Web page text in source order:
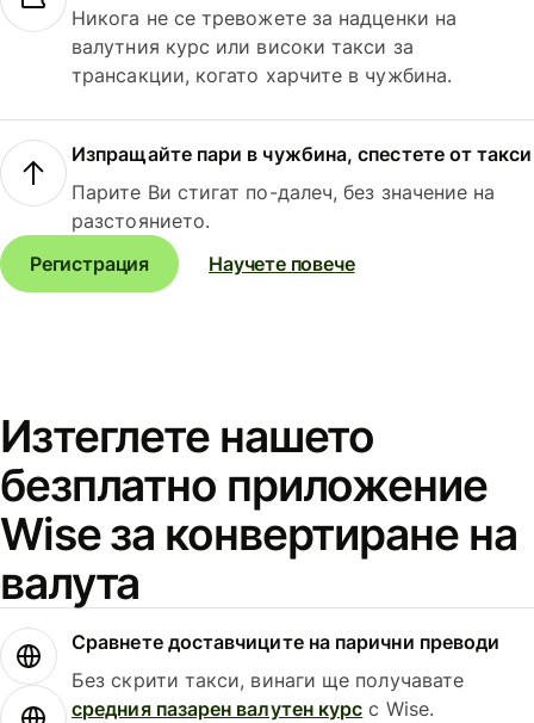
Никога не се тревожете за надценки на
валутния курс или високи такси за
трансакции, когато харчите в чужбина.
Изпращайте пари в чужбина, спестете от такси
Парите Ви стигат по-далеч, без значение на
разстоянието.
Регистрация
Научете повече
Изтеглете нашето
безплатно приложение
Wise за конвертиране на
валута
Сравнете доставчиците на парични преводи
Без скрити такси, винаги ще получавате
средния пазарен валутен курс с Wise.